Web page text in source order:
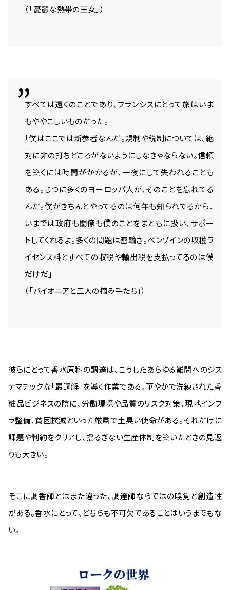
（「憂鬱な熱帯の王女」）
すべては遠くのことであり、フランシスにとって旅はいま
もややこしいものだった。
「僕はここでは新参者なんだ。規制や税制については、絶
対に非の打ちどころがないようにしなきゃならない。信頼
を築くには時間がかかるが、一夜にして失われることも
ある。じつに多くのヨーロッパ人が、そのことを忘れてる
んだ。僕がきちんとやってるのは何年も知られてるから、
いまでは政府も閣僚も僕のことをまともに扱い、サポー
トしてくれるよ。多くの問題は密輸さ。ベンゾインの収穫ラ
イセンス料とすべての収税や輸出税を支払ってるのは僕
だけだ」
（「パイオニアと三人の摘み手たち」）
彼らにとって香水原料の調達は、こうしたあらゆる難問へのシス
テマチックな「最適解」を導く作業である。華やかで洗練された香
粧品ビジネスの陰に、労働環境や品質のリスク対策、現地インフ
ラ整備、貧困撲滅といった厳粛で土臭い使命がある。それだけに
課題や制約をクリアし、揺るぎない生産体制を築いたときの見返
りも大きい。
そこに調香師とはまた違った、調達師ならではの嗅覚と創造性
がある。香水にとって、どちらも不可欠であることはいうまでもな
い。